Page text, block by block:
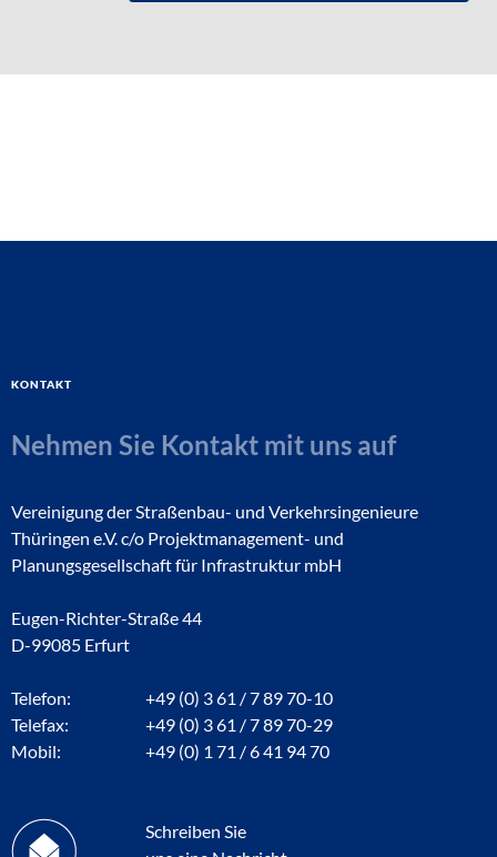
Kontakt
Nehmen Sie Kontakt mit uns auf
Vereinigung der Straßenbau- und Verkehrsingenieure
Thüringen e.V. c/o Projektmanagement- und
Planungsgesellschaft für Infrastruktur mbH
Eugen-Richter-Straße 44
D-99085 Erfurt
Telefon:
+49 (0) 3 61 / 7 89 70-10
Telefax:
+49 (0) 3 61 / 7 89 70-29
Mobil:
+49 (0) 1 71 / 6 41 94 70
Schreiben Sie